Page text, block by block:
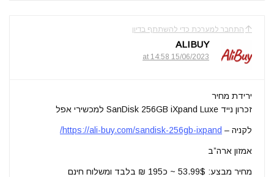
התחבר למערכת כדי להשתתף בדיון
ALIBUY
15/06/2023 at 14:58
ירידת מחיר
זכרון נייד SanDisk 256GB iXpand Luxe למכשירי אפל
לקניה – https://ali-buy.com/sandisk-256gb-ixpand/
אמזון ארה”ב
מחיר מבצע: 53.99$ ~ כ195 ₪ בלבד ומשלוח חינם